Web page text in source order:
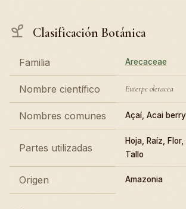
Clasificación Botánica
Familia Arecaceae
Nombre científico Euterpe oleracea
Nombres comunes Açaí, Acai berry
Partes utilizadas
Hoja, Raíz,
Tallo
Origen Amazonia